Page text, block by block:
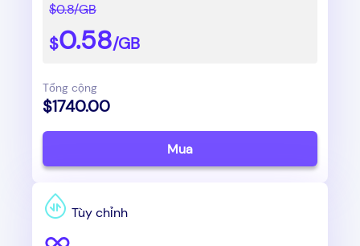
$0.8/GB
$0.58/GB
Tổng cộng
$1740.00
Mua
Tùy chỉnh